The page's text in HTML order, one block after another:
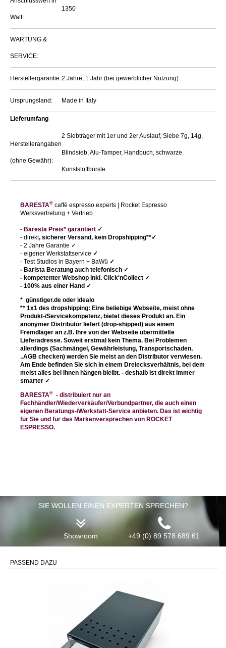
Watt:
1350
WARTUNG &
SERVICE:
Herstellergarantie:2 Jahre, 1 Jahr (bei gewerblicher Nutzung)
Ursprungsland: Made in Italy
Lieferumfang
Herstellerangaben
(ohne Gewähr):
2 Siebträger mit 1er und 2er Auslauf, Siebe 7g, 14g,
Blindsieb, Alu-Tamper, Handbuch, schwarze
Kunststoffbürste
BARESTA® caffè espresso experts | Rocket Espresso
Werksvertretung + Vertrieb
- Baresta Preis* garantiert ✓
- direkt, sicherer Versand, kein Dropshipping**✓
- 2 Jahre Garantie ✓
- eigener Werkstattservice ✓
- Test Studios in Bayern + BaWü ✓
- Barista Beratung auch telefonisch ✓
- kompetenter Webshop inkl. Click'nCollect ✓
- 100% aus einer Hand ✓
* günstiger.de oder idealo
** 1x1 des dropshipping: Eine beliebige Webseite, meist ohne
Produkt-/Servicekompetenz, bietet dieses Produkt an. Ein
anonymer Distributor liefert (drop-shipped) aus einem
Fremdlager an z.B. Ihre von der Webseite übermittelte
Lieferadresse. Soweit erstmal kein Thema. Bei Problemen
allerdings (Sachmängel, Gewährleistung, Transportschaden,
..AGB checken) werden Sie meist an den Distributor verwiesen.
Am Ende befinden Sie sich in einem Dreiecksverhältnis, bei dem
meist alles bei Ihnen hängen bleibt. - deshalb ist direkt immer
smarter ✓
BARESTA® - distribuiert nur an
Fachhändler/Wiederverkäufer/Verbundpartner, die auch einen
eigenen Beratungs-/Werkstatt-Service anbieten. Das ist wichtig
für Sie und für das Markenversprechen von ROCKET
ESPRESSO.
SIE WOLLEN EINEN EXPERTEN SPRECHEN?
Showroom +49 (0) 89 578 689 61
PASSEND DAZU